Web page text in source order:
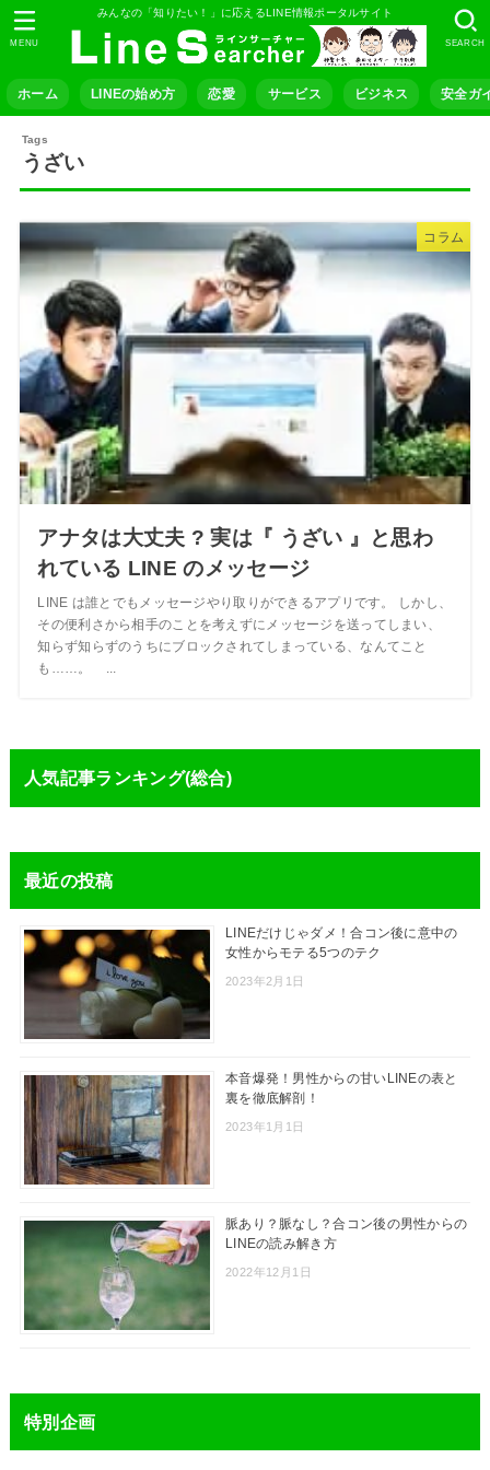
みんなの「知りたい！」に応えるLINE情報ポータルサイト
ホーム LINEの始め方 恋愛 サービス ビジネス 安全ガ
SEARCH
MENU
うざい
コラム
アナタは大丈夫 ? 実は『 うざい 』と思わ
れている LINE のメッセージ
LINE は誰とでもメッセージやり取りができるアプリです。 しかし、
その便利さから相手のことを考えずにメッセージを送ってしまい、
知らず知らずのうちにブロックされてしまっている、なんてこと
も……。 ...
人気記事ランキング(総合)
最近の投稿
LINEだけじゃダメ！合コン後に意中の
女性からモテる5つのテク
2023年2月1日
本音爆発！男性からの甘いLINEの表と
裏を徹底解剖！
2023年1月1日
脈あり？脈なし？合コン後の男性からの
LINEの読み解き方
2022年12月1日
特別企画